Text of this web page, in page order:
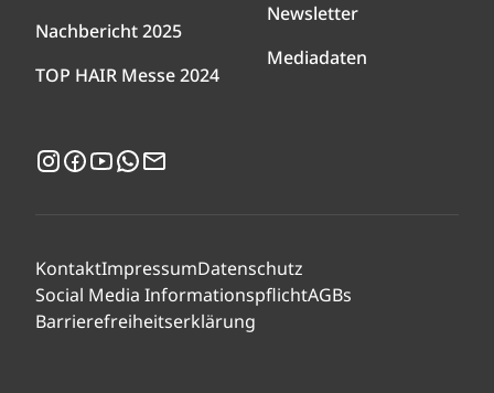
Nachbericht 2025
TOP HAIR Messe 2024
Newsletter
Mediadaten
Instagram
Facebook
YouTubeWhatsApp
KontaktImpressumDatenschutz
Social Media InformationspflichtAGBs
Barrierefreiheitserklärung